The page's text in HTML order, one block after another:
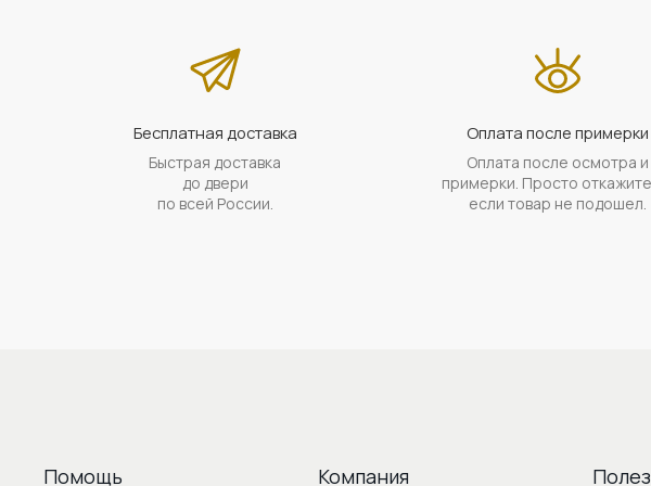
Бесплатная доставка
Быстрая доставка
до двери
по всей России.
Оплата после примерки
Оплата после осмотра и
примерки. Просто
если товар не подошел.
Помощь Компания